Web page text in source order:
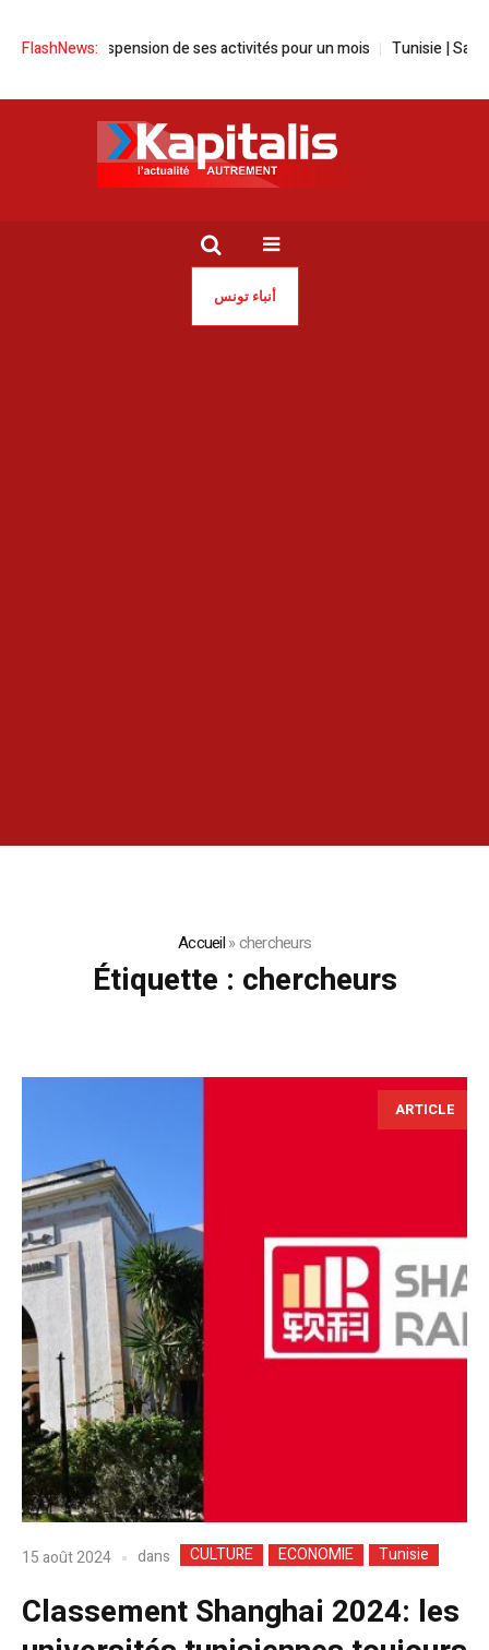
FlashNews:
la suspension de ses activités pour un mois Tunisie | Sayed
أنباء تونس
Accueil»chercheurs
Étiquette : chercheurs
ARTICLE
15 août 2024 dans CULTURE ECONOMIE Tunisie
Classement Shanghai 2024: les